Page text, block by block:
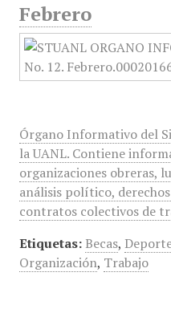
Febrero
Órgano Informativo del
la UANL. Contiene
organizaciones obreras,
análisis político,
contratos colectivos de
Etiquetas: Becas,
Organización, Trabajo